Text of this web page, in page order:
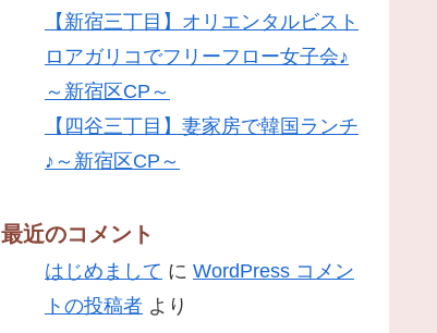
【新宿三丁目】オリエンタルビスト
ロアガリコでフリーフロー女子会♪
～新宿区CP～
【四谷三丁目】妻家房で韓国ランチ
♪～新宿区CP～
最近のコメント
はじめまして に WordPress コメン
トの投稿者 より